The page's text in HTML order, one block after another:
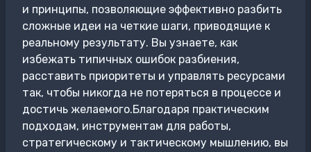
и принципы, позволяющие эффективно разбить
сложные идеи на четкие шаги, приводящие к
реальному результату. Вы узнаете, как
избежать типичных ошибок разбиения,
расставить приоритеты и управлять ресурсами
так, чтобы никогда не потеряться в процессе и
достичь желаемого.Благодаря практическим
подходам, инструментам для работы,
стратегическому и тактическому мышлению, вы